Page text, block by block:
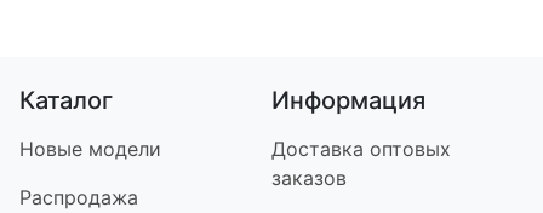
Каталог
Новые модели
Распродажа
Информация
Доставка оптовых
заказов